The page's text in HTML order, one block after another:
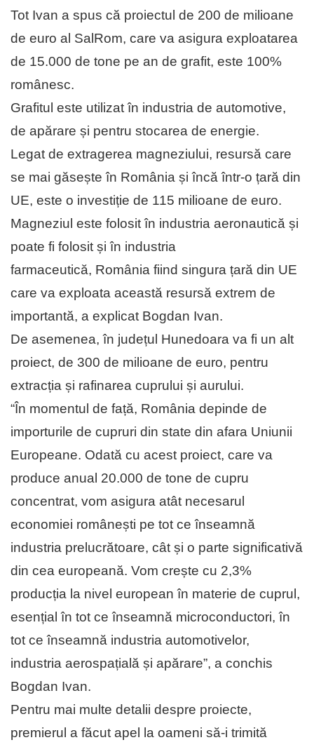
Tot Ivan a spus că proiectul de 200 de milioane
de euro al SalRom, care va asigura exploatarea
de 15.000 de tone pe an de grafit, este 100%
românesc.
Grafitul este utilizat în industria de automotive,
de apărare și pentru stocarea de energie.
Legat de extragerea magneziului, resursă care
se mai găsește în România și încă într-o țară din
UE, este o investiție de 115 milioane de euro.
Magneziul este folosit în industria aeronautică și
poate fi folosit și în industria
farmaceutică, România fiind singura țară din UE
care va exploata această resursă extrem de
importantă, a explicat Bogdan Ivan.
De asemenea, în județul Hunedoara va fi un alt
proiect, de 300 de milioane de euro, pentru
extracția și rafinarea cuprului și aurului.
“În momentul de față, România depinde de
importurile de cupruri din state din afara Uniunii
Europeane. Odată cu acest proiect, care va
produce anual 20.000 de tone de cupru
concentrat, vom asigura atât necesarul
economiei românești pe tot ce înseamnă
industria prelucrătoare, cât și o parte significativă
din cea europeană. Vom crește cu 2,3%
producția la nivel european în materie de cuprul,
esențial în tot ce înseamnă microconductori, în
tot ce înseamnă industria automotivelor,
industria aerospațială și apărare”, a conchis
Bogdan Ivan.
Pentru mai multe detalii despre proiecte,
premierul a făcut apel la oameni să-i trimită